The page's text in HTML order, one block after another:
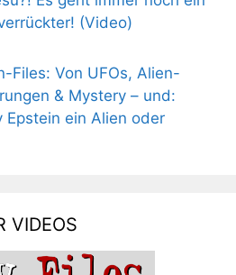
(Video)
Files: Von UFOs, Alien-
& Mystery – und:
Epstein ein Alien oder
VIDEOS